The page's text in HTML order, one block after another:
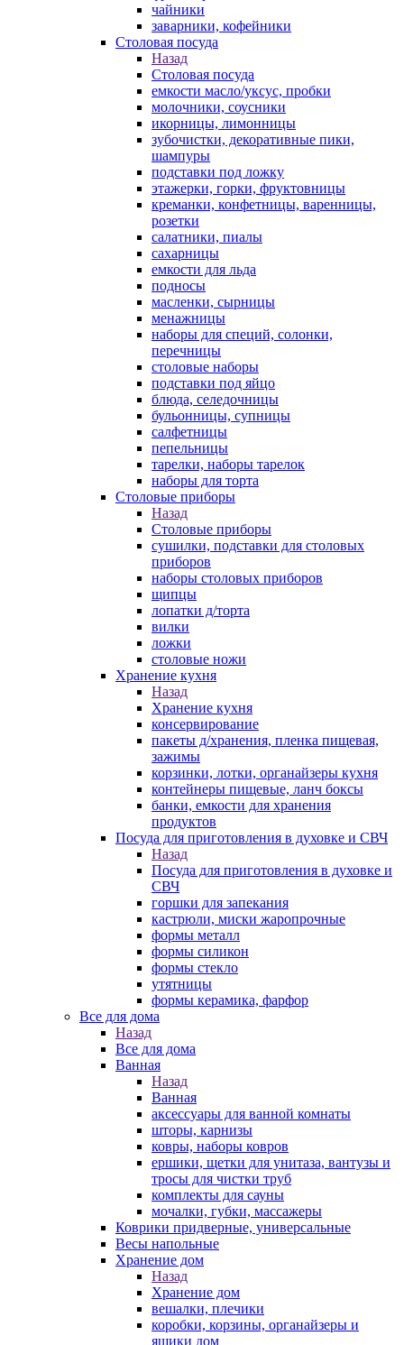
чайники
заварники, кофейники
Столовая посуда
Назад
Столовая посуда
емкости масло/уксус, пробки
молочники, соусники
икорницы, лимонницы
зубочистки, декоративные пики,
шампуры
подставки под ложку
этажерки, горки, фруктовницы
креманки, конфетницы, варенницы,
розетки
салатники, пиалы
сахарницы
емкости для льда
подносы
масленки, сырницы
менажницы
наборы для специй, солонки,
перечницы
столовые наборы
подставки под яйцо
блюда, селедочницы
бульонницы, супницы
салфетницы
пепельницы
тарелки, наборы тарелок
наборы для торта
Столовые приборы
Назад
Столовые приборы
сушилки, подставки для столовых
приборов
наборы столовых приборов
щипцы
лопатки д/торта
вилки
ложки
столовые ножи
Хранение кухня
Назад
Хранение кухня
консервирование
пакеты д/хранения, пленка пищевая,
зажимы
корзинки, лотки, органайзеры кухня
контейнеры пищевые, ланч боксы
банки, емкости для хранения
продуктов
Посуда для приготовления в духовке и СВЧ
Назад
Посуда для приготовления в духовке и
СВЧ
горшки для запекания
кастрюли, миски жаропрочные
формы металл
формы силикон
формы стекло
утятницы
формы керамика, фарфор
Все для дома
Назад
Все для дома
Ванная
Назад
Ванная
аксессуары для ванной комнаты
шторы, карнизы
ковры, наборы ковров
ершики, щетки для унитаза, вантузы и
тросы для чистки труб
комплекты для сауны
мочалки, губки, массажеры
Коврики придверные, универсальные
Весы напольные
Хранение дом
Назад
Хранение дом
вешалки, плечики
коробки, корзины, органайзеры и
ящики дом